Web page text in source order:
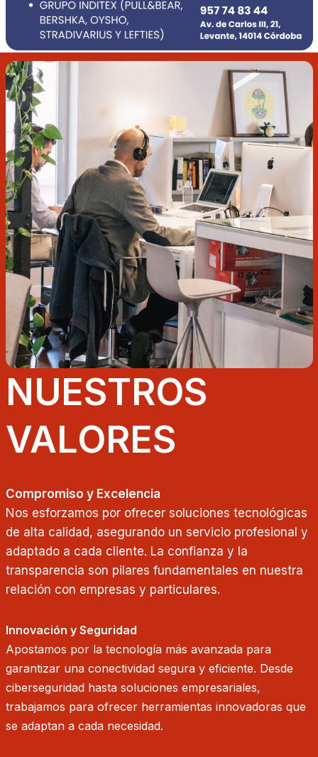
NUESTROS
VALORES
Compromiso y Excelencia
Nos esforzamos por ofrecer soluciones tecnológicas
de alta calidad, asegurando un servicio profesional y
adaptado a cada cliente. La confianza y la
transparencia son pilares fundamentales en nuestra
relación con empresas y particulares.
Innovación y Seguridad
Apostamos por la tecnología más avanzada para
garantizar una conectividad segura y eficiente. Desde
ciberseguridad hasta soluciones empresariales,
trabajamos para ofrecer herramientas innovadoras que
se adaptan a cada necesidad.